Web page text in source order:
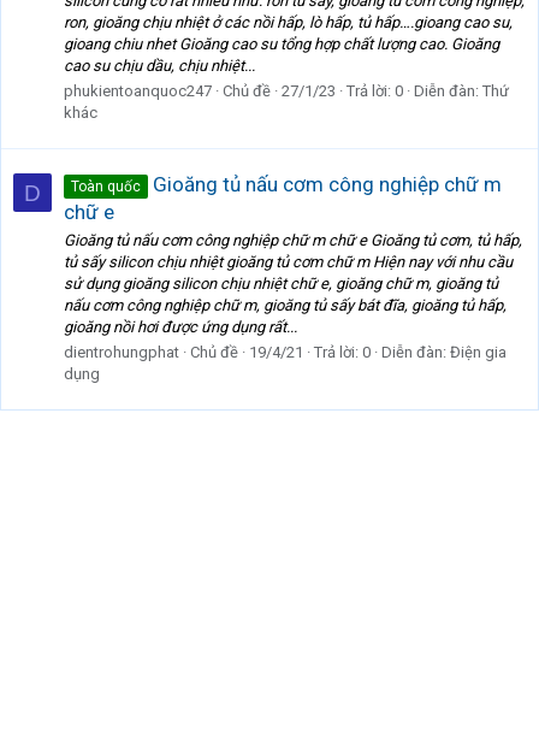
ron, gioăng chịu nhiệt ở các nồi hấp, lò hấp, tủ hấp….gioang cao su,
gioang chiu nhet Gioăng cao su tổng hợp chất lượng cao. Gioăng
cao su chịu dầu, chịu nhiệt...
phukientoanquoc247 Chủ đề 27/1/23 Trả lời: 0 Diễn đàn: Thứ
khác
D Toàn quốc
Gioăng tủ nấu cơm công nghiệp chữ m
chữ e
Gioăng tủ nấu cơm công nghiệp chữ m chữ e Gioăng tủ cơm, tủ hấp,
tủ sấy silicon chịu nhiệt gioăng tủ cơm chữ m Hiện nay với nhu cầu
sử dụng gioăng silicon chịu nhiệt chữ e, gioăng chữ m, gioăng tủ
nấu cơm công nghiệp chữ m, gioăng tủ sấy bát đĩa, gioăng tủ hấp,
gioăng nồi hơi được ứng dụng rất...
dientrohungphat Chủ đề 19/4/21 Trả lời: 0 Diễn đàn: Điện gia
dụng